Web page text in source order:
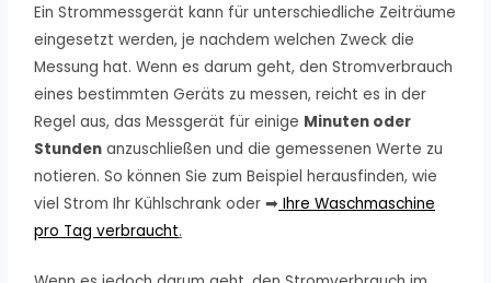
Ein Strommessgerät kann für unterschiedliche Zeiträume
eingesetzt werden, je nachdem welchen Zweck die
Messung hat. Wenn es darum geht, den Stromverbrauch
eines bestimmten Geräts zu messen, reicht es in der
Regel aus, das Messgerät für einige Minuten oder
Stunden anzuschließen und die gemessenen Werte zu
notieren. So können Sie zum Beispiel herausfinden, wie
viel Strom Ihr Kühlschrank oder ➡ Ihre Waschmaschine
pro Tag verbraucht.